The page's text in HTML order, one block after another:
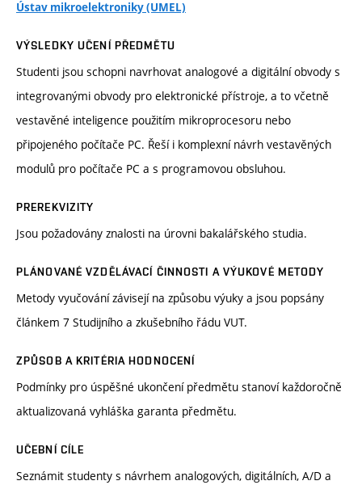
Ústav mikroelektroniky (UMEL)
VÝSLEDKY UČENÍ PŘEDMĚTU
Studenti jsou schopni navrhovat analogové a digitální obvody s
integrovanými obvody pro elektronické přístroje, a to včetně
vestavěné inteligence použitím mikroprocesoru nebo
připojeného počítače PC. Řeší i komplexní návrh vestavěných
modulů pro počítače PC a s programovou obsluhou.
PREREKVIZITY
Jsou požadovány znalosti na úrovni bakalářského studia.
PLÁNOVANÉ VZDĚLÁVACÍ ČINNOSTI A VÝUKOVÉ METODY
Metody vyučování závisejí na způsobu výuky a jsou popsány
článkem 7 Studijního a zkušebního řádu VUT.
ZPŮSOB A KRITÉRIA HODNOCENÍ
Podmínky pro úspěšné ukončení předmětu stanoví každoročně
aktualizovaná vyhláška garanta předmětu.
UČEBNÍ CÍLE
Seznámit studenty s návrhem analogových, digitálních, A/D a